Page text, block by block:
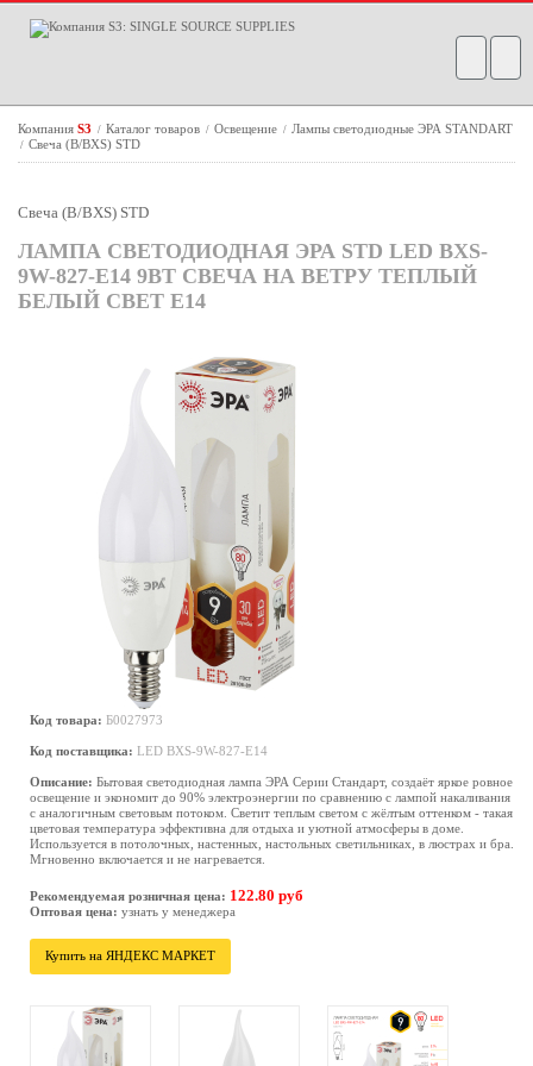
Компания S3 / Каталог товаров / Освещение / Лампы светодиодные ЭРА STANDART
/ Свеча (B/BXS) STD
Свеча (B/BXS) STD
ЛАМПА СВЕТОДИОДНАЯ ЭРА STD LED BXS-
9W-827-E14 9ВТ СВЕЧА НА ВЕТРУ ТЕПЛЫЙ
БЕЛЫЙ СВЕТ Е14
Код товара: Б0027973
Код поставщика: LED BXS-9W-827-E14
Описание: Бытовая светодиодная лампа ЭРА Серии Стандарт, создаёт яркое ровное
освещение и экономит до 90% электроэнергии по сравнению с лампой накаливания
с аналогичным световым потоком. Светит теплым светом с жёлтым оттенком - такая
цветовая температура эффективна для отдыха и уютной атмосферы в доме.
Используется в потолочных, настенных, настольных светильниках, в люстрах и бра.
Мгновенно включается и не нагревается.
Рекомендуемая розничная цена: 122.80 руб
Оптовая цена: узнать у менеджера
Купить на ЯНДЕКС МАРКЕТ